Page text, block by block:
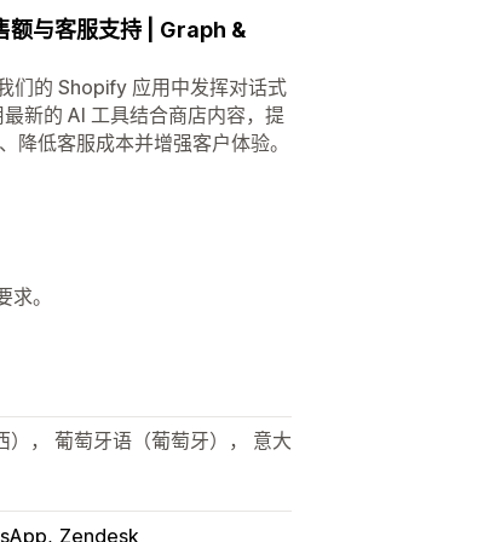
额与客服支持 | Graph &
们的 Shopify 应用中发挥对话式
新的 AI 工具结合商店内容，提
低客服成本并增强客户体验。
。
）， 葡萄牙语（葡萄牙）， 意大
Zendesk